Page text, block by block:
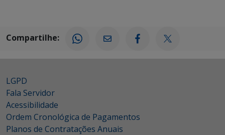
Compartilhe:
LGPD
Fala Servidor
Acessibilidade
Ordem Cronológica de Pagamentos
Planos de Contratações Anuais